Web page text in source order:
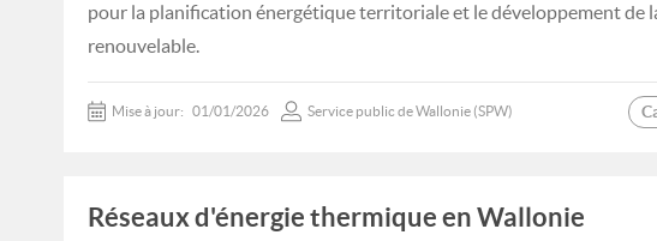
pour la planification énergétique territoriale et le développement de
renouvelable.
Mise à jour: 01/01/2026 Service public de Wallonie (SPW)
Réseaux d'énergie thermique en Wallonie